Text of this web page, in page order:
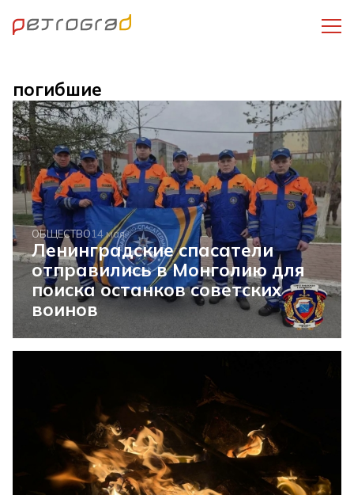
погибшие
ОБЩЕСТВО14 мая
Ленинградские спасатели
отправились в Монголию для
поиска останков советских
воинов